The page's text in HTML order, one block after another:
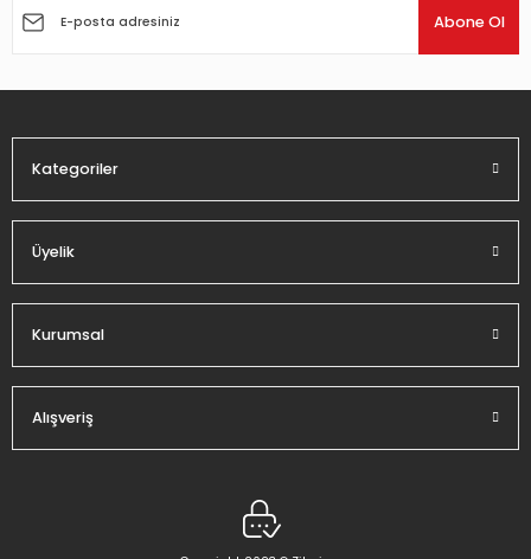
Ürün açıklamasında eksik bilgiler bulunuyor.
Abone Ol
Kategoriler
Üyelik
Kurumsal
Alışveriş